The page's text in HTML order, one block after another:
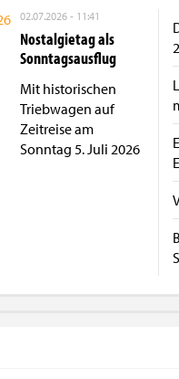
02.07.2026 - 11:41
Nostalgietag als
Sonntagsausflug
Mit historischen
Triebwagen auf
Zeitreise am
Sonntag 5. Juli 2026